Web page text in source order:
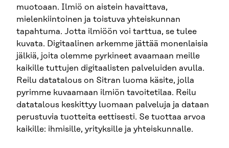
muotoaan. Ilmiö on aistein havaittava,
mielenkiintoinen ja toistuva yhteiskunnan
tapahtuma. Jotta ilmiöön voi tarttua, se tulee
kuvata. Digitaalinen arkemme jättää monenlaisia
jälkiä, joita olemme pyrkineet avaamaan meille
kaikille tuttujen digitaalisten palveluiden avulla.
Reilu datatalous on Sitran luoma käsite, jolla
pyrimme kuvaamaan ilmiön tavoitetilaa. Reilu
datatalous keskittyy luomaan palveluja ja dataan
perustuvia tuotteita eettisesti. Se tuottaa arvoa
kaikille: ihmisille, yrityksille ja yhteiskunnalle.